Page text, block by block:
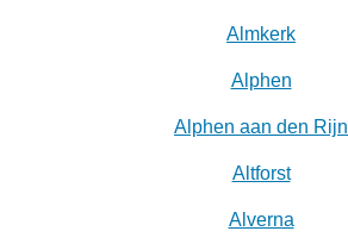
Almkerk
Alphen
Alphen aan den Rijn
Altforst
Alverna